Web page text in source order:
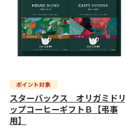
スターバックス オリガミドリ
ップコーヒーギフトＢ【弔事
用】